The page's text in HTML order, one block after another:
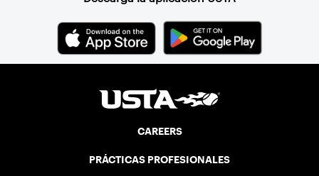
CAREERS
PRÁCTICAS PROFESIONALES